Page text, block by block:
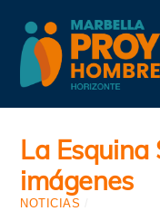
content
La Esquina
imágenes
NOTICIAS